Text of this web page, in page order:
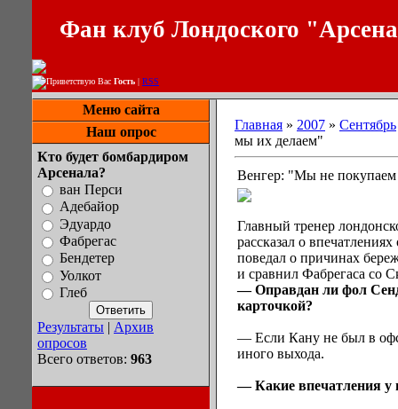
Фан клуб Лондоского
Приветствую Вас Гость | RSS
Меню сайта
Наш опрос
Кто будет бомбардиром
Арсенала?
ван Перси
Адебайор
Эдуардо
Фабрегас
Бендетер
Уолкот
Глеб
Результаты | Архив
опросов
Всего ответов: 963
Главная » 2007 » Сентябрь
мы их делаем"
Венгер: "Мы не покупаем
Главный тренер
рассказал о
поведал о причинах
и сравнил Фабрегаса со
— Оправдан ли фол
карточкой?
— Если Кану не был в
иного выхода.
— Какие впечатления у